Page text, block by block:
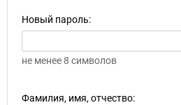
Новый пароль:
не менее 8 символов
Фамилия, имя, отчество: